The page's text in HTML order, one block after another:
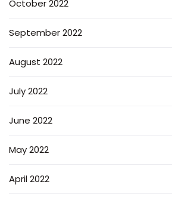
October 2022
September 2022
August 2022
July 2022
June 2022
May 2022
April 2022